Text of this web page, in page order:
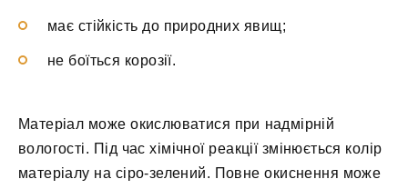
має стійкість до природних явищ;
не боїться корозії.
Матеріал може окислюватися при надмірній
вологості. Під час хімічної реакції змінюється колір
матеріалу на сіро-зелений. Повне окиснення може